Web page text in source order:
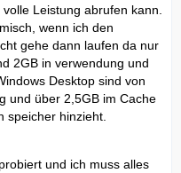
Leistung abrufen kann.
wenn ich den
gehe dann laufen da nur
2GB in verwendung und
Desktop sind von
und über 2,5GB im Cache
speicher hinzieht.
und ich muss alles